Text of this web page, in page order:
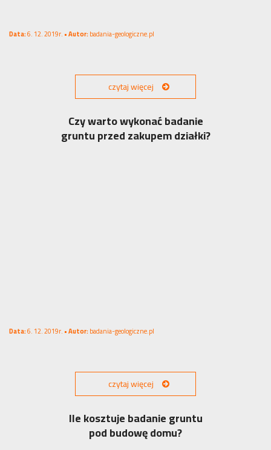
Data:6. 12. 2019r. •Autor:badania-geologiczne.pl
czytaj więcej
Czy warto wykonać badanie
gruntu przed zakupem działki?
Data:6. 12. 2019r. •Autor:badania-geologiczne.pl
czytaj więcej
Ile kosztuje badanie gruntu
pod budowę domu?